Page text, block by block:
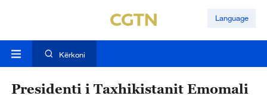
Language
Kërkoni
Presidenti i Taxhikistanit Emomali